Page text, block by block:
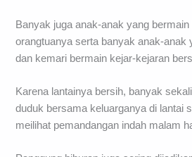
Banyak juga anak-anak yang
orangtuanya serta banyak anak-anak
dan kemari bermain kejar-kejaran
Karena lantainya bersih, banyak
duduk bersama keluarganya di lantai
meilihat pemandangan indah malam